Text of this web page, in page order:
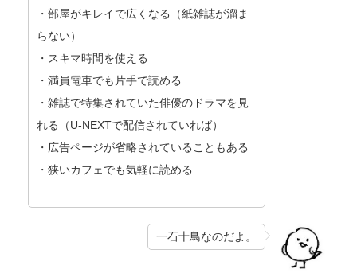
・部屋がキレイで広くなる（紙雑誌が溜ま
らない）
・スキマ時間を使える
・満員電車でも片手で読める
・雑誌で特集されていた俳優のドラマを見
れる（U-NEXTで配信されていれば）
・広告ページが省略されていることもある
・狭いカフェでも気軽に読める
一石十鳥なのだよ。